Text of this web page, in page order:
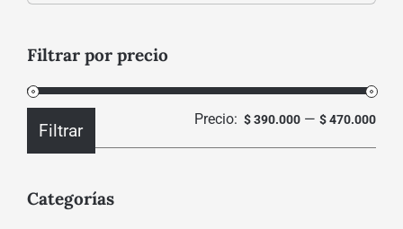
Filtrar por precio
Filtrar
Precio: $ 390.000 —$ 470.000
Categorías